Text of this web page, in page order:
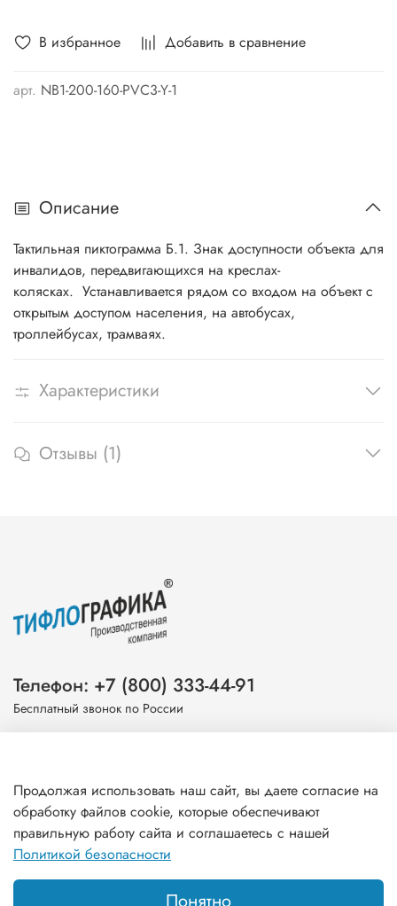
В избранное Добавить в сравнение
арт. NB1-200-160-PVC3-Y-1
Описание
Тактильная пиктограмма Б.1. Знак доступности объекта для
инвалидов, передвигающихся на креслах-
колясках. Устанавливается рядом со входом на объект с
открытым доступом населения, на автобусах,
троллейбусах, трамваях.
Характеристики
Отзывы (1)
Информация
Телефон: +7 (800) 333-44-91
Бесплатный звонок по России
Продолжая использовать наш сайт, вы даете согласие на
обработку файлов cookie, которые обеспечивают
правильную работу сайта и соглашаетесь с нашей
Политикой безопасности